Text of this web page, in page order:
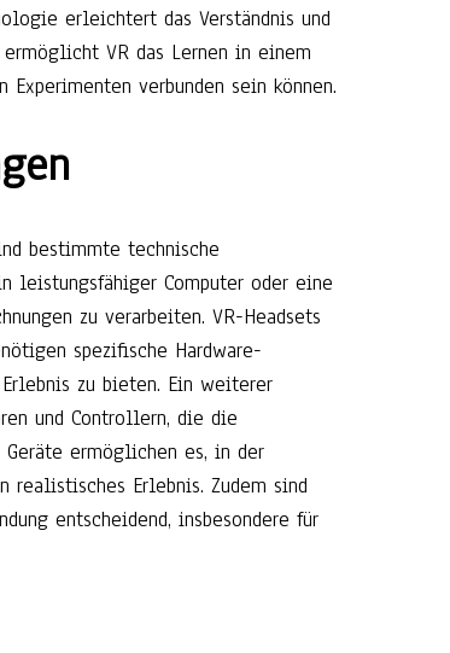
erleichtert das Verständnis und
VR das Lernen in einem
verbunden sein können.
bestimmte technische
leistungsfähiger Computer oder eine
zu verarbeiten. VR-Headsets
spezifische Hardware-
zu bieten. Ein weiterer
und Controllern, die die
Geräte ermöglichen es, in der
Erlebnis. Zudem sind
entscheidend, insbesondere für